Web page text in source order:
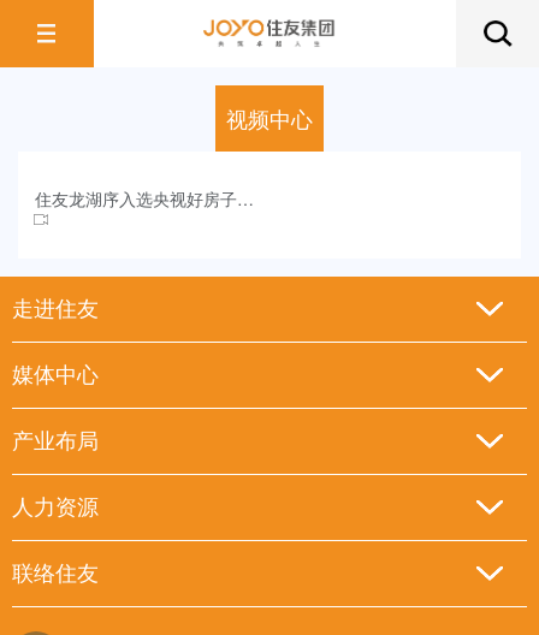
视频中心
住友龙湖序入选央视好房子题材
走进住友
媒体中心
产业布局
人力资源
联络住友